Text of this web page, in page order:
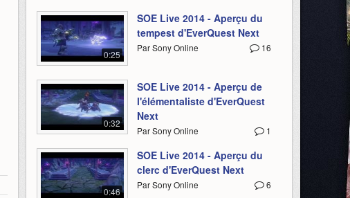
0:25
SOE Live 2014 - Aperçu du
tempest d'EverQuest Next
16
Par Sony Online
0:32
SOE Live 2014 - Aperçu de
l'élémentaliste d'EverQuest
Next
1
Par Sony Online
0:46
SOE Live 2014 - Aperçu du
clerc d'EverQuest Next
6
Par Sony Online